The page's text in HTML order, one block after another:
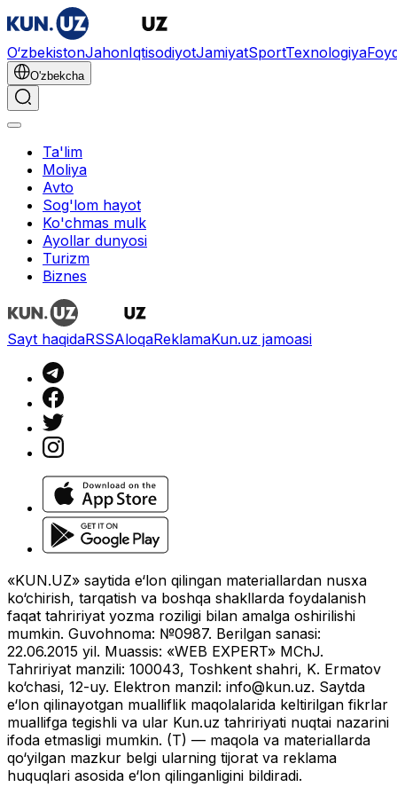
O‘zbekistonJahonIqtisodiyotJamiyatSportTexnologiya
O'zbekcha
Ta'lim
Moliya
Avto
Sog'lom hayot
Ko'chmas mulk
Ayollar dunyosi
Turizm
Biznes
Sayt haqidaRSSAloqaReklamaKun.uz jamoasi
«KUN.UZ» saytida e‘lon qilingan materiallardan nusxa
ko‘chirish, tarqatish va boshqa shakllarda foydalanish
faqat tahririyat yozma roziligi bilan amalga oshirilishi
mumkin. Guvohnoma: №0987. Berilgan sanasi:
22.06.2015 yil. Muassis: «WEB EXPERT» MChJ.
Tahririyat manzili: 100043, Toshkent shahri, K. Ermatov
ko‘chasi, 12-uy. Elektron manzil: info@kun.uz. Saytda
e‘lon qilinayotgan mualliflik maqolalarida keltirilgan fikrlar
muallifga tegishli va ular Kun.uz tahririyati nuqtai nazarini
ifoda etmasligi mumkin. (T) — maqola va materiallarda
qo‘yilgan mazkur belgi ularning tijorat va reklama
huquqlari asosida e‘lon qilinganligini bildiradi.